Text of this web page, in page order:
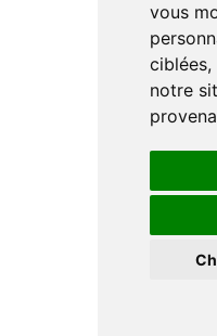
vous
notre